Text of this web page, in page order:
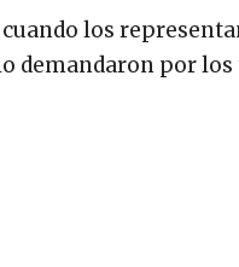
los
demandaron por